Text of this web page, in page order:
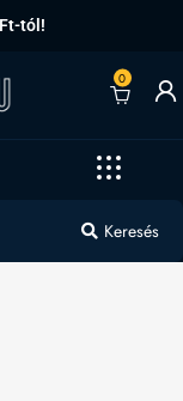
tól!
0
Keresés